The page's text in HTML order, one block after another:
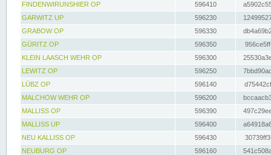
FINDENWIRUNSHIER OP
596410
GARWITZ UP
596230
GRABOW OP
596330
GÜRITZ OP
596350
KLEIN LAASCH WEHR OP
596300
LEWITZ OP
596250
LÜBZ OP
596140
MALCHOW WEHR OP
596200
MALLISS OP
596390
MALLISS UP
596400
NEU KALLISS OP
596430
NEUBURG OP
596160